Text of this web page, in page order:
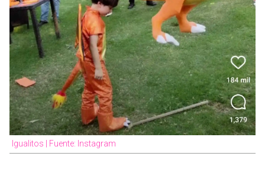
Igualitos | Fuente: Instagram